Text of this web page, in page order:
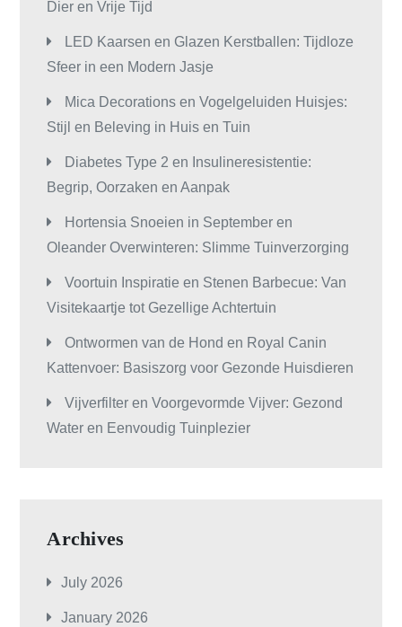
Dier en Vrije Tijd
LED Kaarsen en Glazen Kerstballen: Tijdloze
Sfeer in een Modern Jasje
Mica Decorations en Vogelgeluiden Huisjes:
Stijl en Beleving in Huis en Tuin
Diabetes Type 2 en Insulineresistentie:
Begrip, Oorzaken en Aanpak
Hortensia Snoeien in September en
Oleander Overwinteren: Slimme Tuinverzorging
Voortuin Inspiratie en Stenen Barbecue: Van
Visitekaartje tot Gezellige Achtertuin
Ontwormen van de Hond en Royal Canin
Kattenvoer: Basiszorg voor Gezonde Huisdieren
Vijverfilter en Voorgevormde Vijver: Gezond
Water en Eenvoudig Tuinplezier
Archives
July 2026
January 2026